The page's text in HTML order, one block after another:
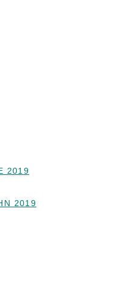
2019
2019